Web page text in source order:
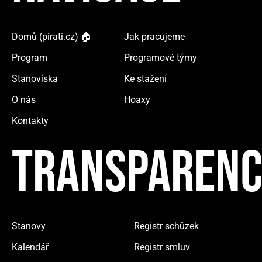
Domů (pirati.cz) 🏠
Jak pracujeme
Program
Programové týmy
Stanoviska
Ke stažení
O nás
Hoaxy
Kontakty
Stanovy
Registr schůzek
Kalendář
Registr smluv